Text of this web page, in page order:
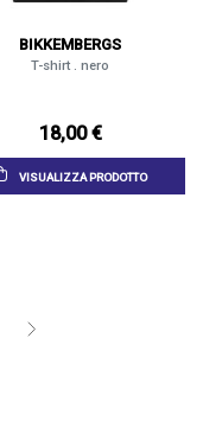
BIKKEMBERGS
T-shirt . nero
18,00 €
VISUALIZZA PRODOTTO